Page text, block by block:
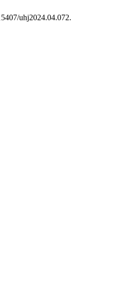
uhj2024.04.072.